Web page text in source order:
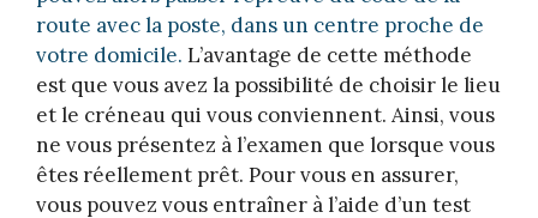
route avec la poste, dans un centre proche de
votre domicile. L’avantage de cette méthode
est que vous avez la possibilité de choisir le lieu
et le créneau qui vous conviennent. Ainsi, vous
ne vous présentez à l’examen que lorsque vous
êtes réellement prêt. Pour vous en assurer,
vous pouvez vous entraîner à l’aide d’un test